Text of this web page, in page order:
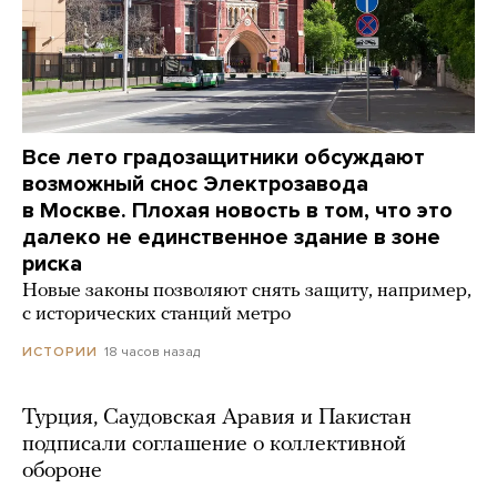
Все лето градозащитники обсуждают
возможный снос Электрозавода
в Москве. Плохая новость в том, что это
далеко не единственное здание в зоне
риска
Новые законы позволяют снять защиту, например,
с исторических станций метро
ИСТОРИИ 18 часов назад
Турция, Саудовская Аравия и Пакистан
подписали соглашение о коллективной
обороне